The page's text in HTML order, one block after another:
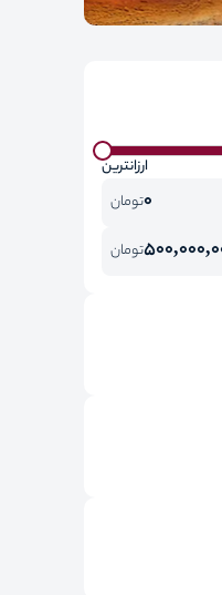
ارزانترین
0تومان
تومان